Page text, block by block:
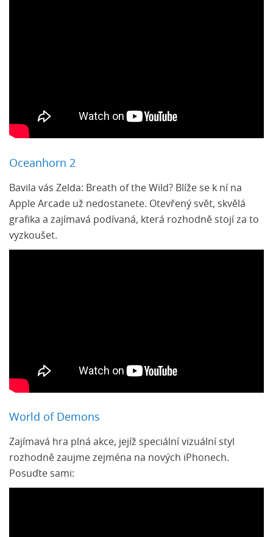
Oceanhorn 2
Bavila vás Zelda: Breath of the Wild? Blíže se k ní na
Apple Arcade už nedostanete. Otevřený svět, skvělá
grafika a zajímavá podívaná, která rozhodně stojí za to
vyzkoušet.
World of Demons
Zajímavá hra plná akce, jejíž speciální vizuální styl
rozhodně zaujme zejména na nových iPhonech.
Posuďte sami: